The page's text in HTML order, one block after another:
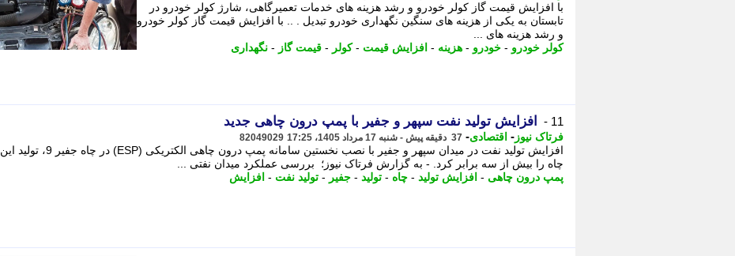
با افزایش قیمت گاز کولر خودرو و رشد هزینه های خدمات تعمیرگاهی، شارژ کولر خودرو در
تابستان به یکی از هزینه های سنگین نگهداری خودرو تبدیل . .. با افزایش قیمت گاز کولر خودرو
و رشد هزینه های ...
کولر خودرو - خودرو - هزینه - افزایش قیمت -کولر - قیمت گاز - نگهداری
11 - افزایش تولید نفت سپهر و جفیر با پمپ درون چاهی جدید
فرتاک نیوز - اقتصادی- 37 دقیقه پیش - شنبه 17 مرداد 1405، 17:25 82049029
افزایش تولید نفت در میدان سپهر و جفیر با نصب نخستین سامانه پمپ درون چاهی الکتریکی (ESP) در چاه جفیر 9، تولید این
چاه را بیش از سه برابر کرد. - به گزارش فرتاک نیوز؛ بررسی عملکرد میدان نفتی ...
پمپ درون چاهی - افزایش تولید - چاه - تولید - جفیر - تولید نفت - افزایش